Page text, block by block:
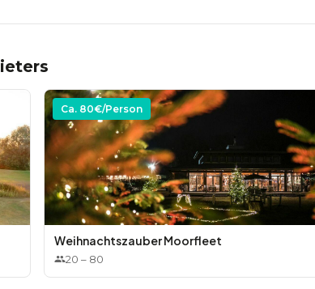
Ca. 80€/Person
Weihnachtszauber Moorfleet
20 – 80